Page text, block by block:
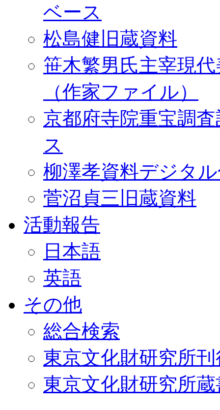
ベース
松島健旧蔵資料
笹木繁男氏主宰現
（作家ファイル）
京都府寺院重宝調
ス
柳澤孝資料デジタ
菅沼貞三旧蔵資料
活動報告
日本語
英語
その他
総合検索
東京文化財研究所
東京文化財研究所